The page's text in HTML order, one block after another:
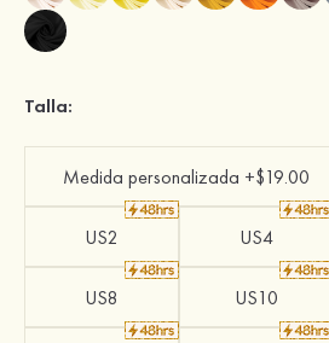
Talla:
Medida personalizada +$19.00
US2 US4
US8 US10